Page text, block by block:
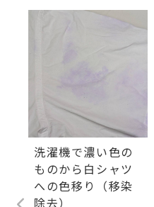
洗濯機で濃い色の
ものから白シャツ
への色移り（移染
除去）